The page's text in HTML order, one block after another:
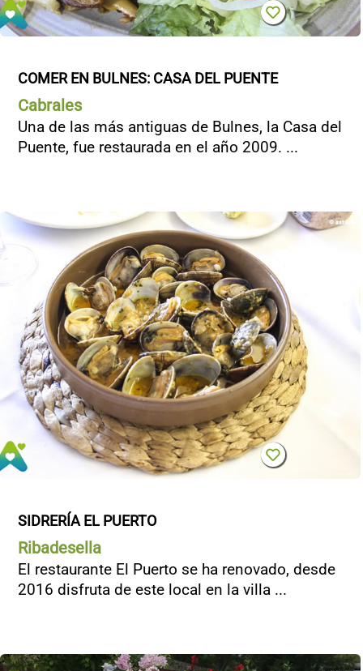
COMER EN BULNES: CASA DEL PUENTE
Cabrales
Una de las más antiguas de Bulnes, la Casa del
Puente, fue restaurada en el año 2009. ...
SIDRERÍA EL PUERTO
Ribadesella
El restaurante El Puerto se ha renovado, desde
2016 disfruta de este local en la villa ...